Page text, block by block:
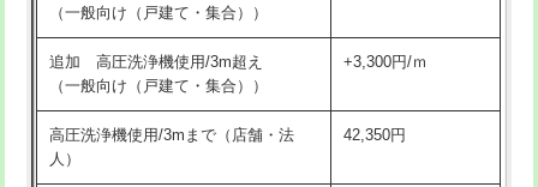
（一般向け（戸建て・集合））
追加 高圧洗浄機使用/3m超え
（一般向け（戸建て・集合））
+3,300円/ｍ
高圧洗浄機使用/3mまで（店舗・法
人）
42,350円